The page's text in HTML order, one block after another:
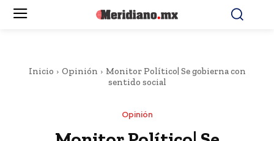
Inicio Opinión
Monitor Político| Se gobierna con
sentido social
Opinión